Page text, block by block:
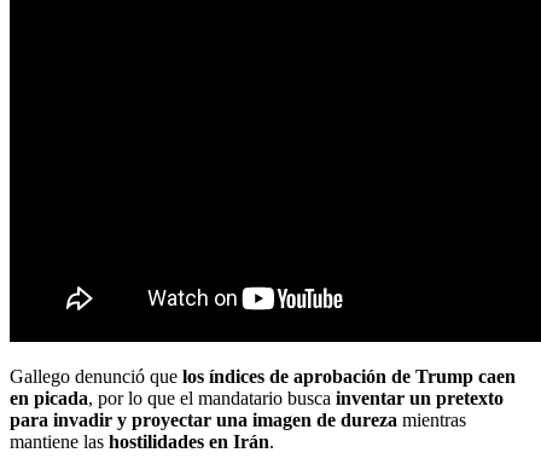
Gallego denunció que los índices de aprobación de Trump caen
en picada, por lo que el mandatario busca inventar un pretexto
para invadir y proyectar una imagen de dureza mientras
mantiene las hostilidades en Irán.